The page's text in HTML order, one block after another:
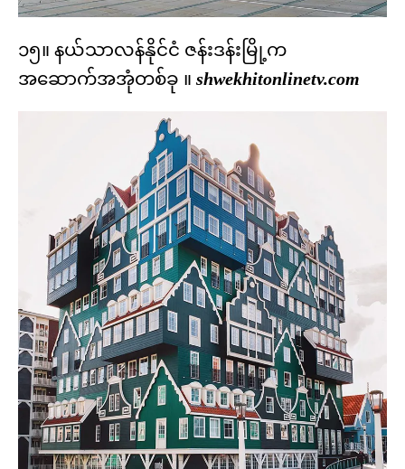
၁၅။ နယ်သာလန်နိုင်ငံ ဇန်းဒန်းမြို့က
အဆောက်အအုံတစ်ခု ။ shwekhitonlinetv.com